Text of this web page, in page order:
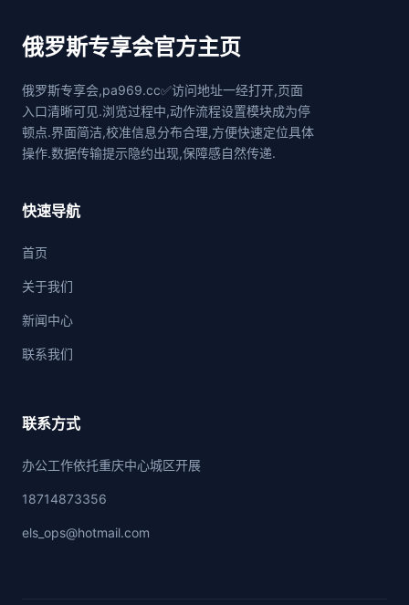
俄罗斯专享会官方主页
俄罗斯专享会,pa969.cc✅访问地址一经打开,页面
入口清晰可见.浏览过程中,动作流程设置模块成为停
顿点.界面简洁,校准信息分布合理,方便快速定位具体
操作.数据传输提示隐约出现,保障感自然传递.
快速导航
首页
关于我们
新闻中心
联系我们
联系方式
办公工作依托重庆中心城区开展
18714873356
els_ops@hotmail.com